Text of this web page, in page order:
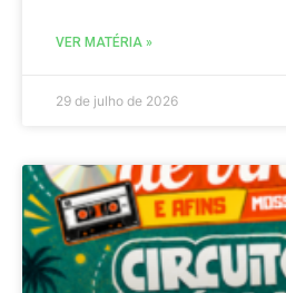
VER MATÉRIA »
29 de julho de 2026